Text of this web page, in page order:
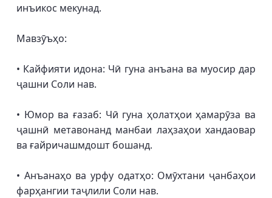
инъикос мекунад.
Мавзӯъҳо:
• Кайфияти идона: Чӣ гуна анъана ва муосир дар
ҷашни Соли нав.
• Юмор ва ғазаб: Чӣ гуна ҳолатҳои ҳамарӯза ва
ҷашнӣ метавонанд манбаи лаҳзаҳои хандаовар
ва ғайричашмдошт бошанд.
• Анъанаҳо ва урфу одатҳо: Омӯхтани ҷанбаҳои
фарҳангии таҷлили Соли нав.